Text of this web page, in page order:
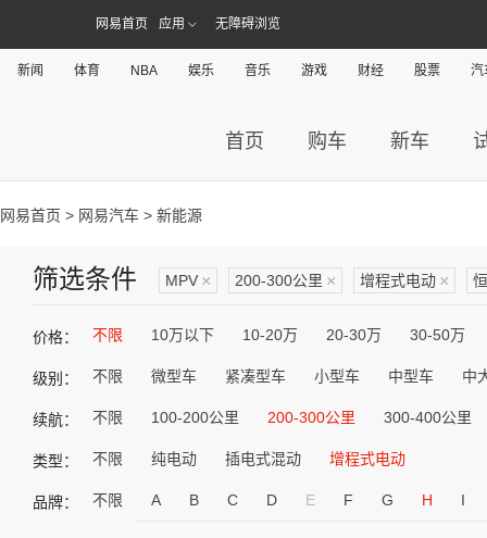
网易首页 应用 无障碍浏览
新闻 体育 NBA 娱乐 音乐 游戏 财经 股票 汽
首页 购车 新车
网易首页 > 网易汽车 > 新能源
筛选条件 MPV × 200-300公里 × 增程式电动 ×
价格： 不限 10万以下 10-20万 20-30万 30-50万
级别： 不限 微型车 紧凑型车 小型车 中型车 中
续航： 不限 100-200公里 200-300公里 300-400公里
类型： 不限 纯电动 插电式混动 增程式电动
品牌： 不限 A B C D E F G H I